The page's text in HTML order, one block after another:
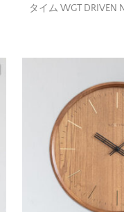
タイム WGT DRIVEN